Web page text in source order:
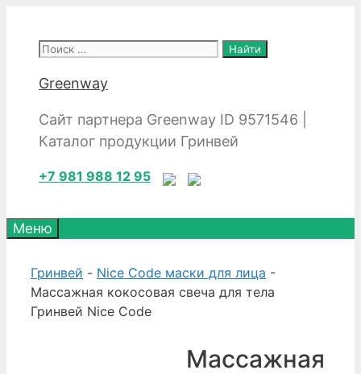
содержимому
Поиск:
Greenway
Сайт партнера Greenway ID 9571546 |
Каталог продукции Гринвей
+7 981 988 12 95
Меню
Гринвей - Nice Code маски для лица -
Массажная кокосовая свеча для тела
Гринвей Nice Code
Массажная